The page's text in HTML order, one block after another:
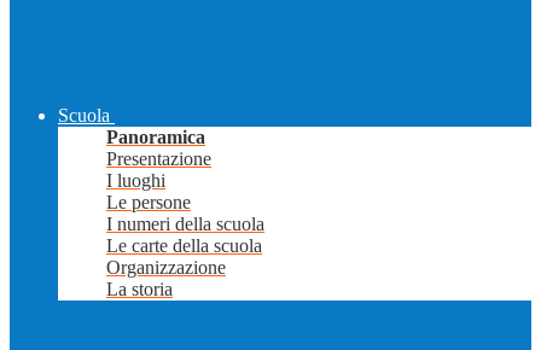
Scuola
Panoramica
Presentazione
I luoghi
Le persone
I numeri della scuola
Le carte della scuola
Organizzazione
La storia